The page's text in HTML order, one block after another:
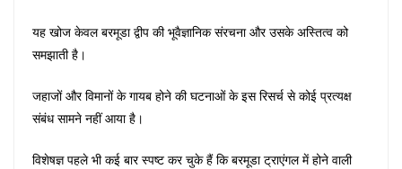
यह खोज केवल बरमूडा द्वीप की भूवैज्ञानिक संरचना और उसके अस्तित्व को
समझाती है।
जहाजों और विमानों के गायब होने की घटनाओं के इस रिसर्च से कोई प्रत्यक्ष
संबंध सामने नहीं आया है।
विशेषज्ञ पहले भी कई बार स्पष्ट कर चुके हैं कि बरमूडा ट्राएंगल में होने वाली